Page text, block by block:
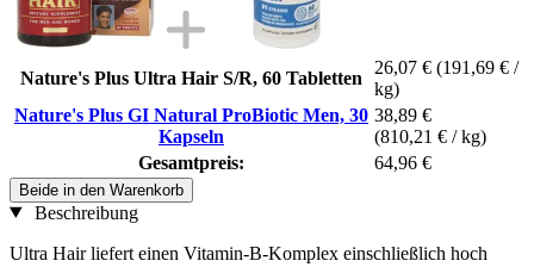
Nature's Plus Ultra Hair S/R, 60 Tabletten
26,07 € (191,69 € /
kg)
Nature's Plus GI Natural ProBiotic Men, 30
Kapseln
38,89 €
(810,21 € / kg)
Gesamtpreis:
64,96 €
Beide in den Warenkorb
Beschreibung
Ultra Hair liefert einen Vitamin-B-Komplex einschließlich hoch